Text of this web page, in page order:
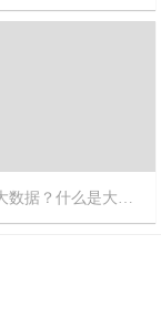
如何理解大数据？什么是大数据？大数据是什么？